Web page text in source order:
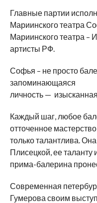
Главные партии
Мариинского театра
Мариинского театра –
артисты РФ.
Софья – не просто
запоминающаяся
личность — изысканная
Каждый шаг, любое
отточенное
только талантлива.
Плисецкой, ее таланту
прима-балерина
Современная
Гумерова своим